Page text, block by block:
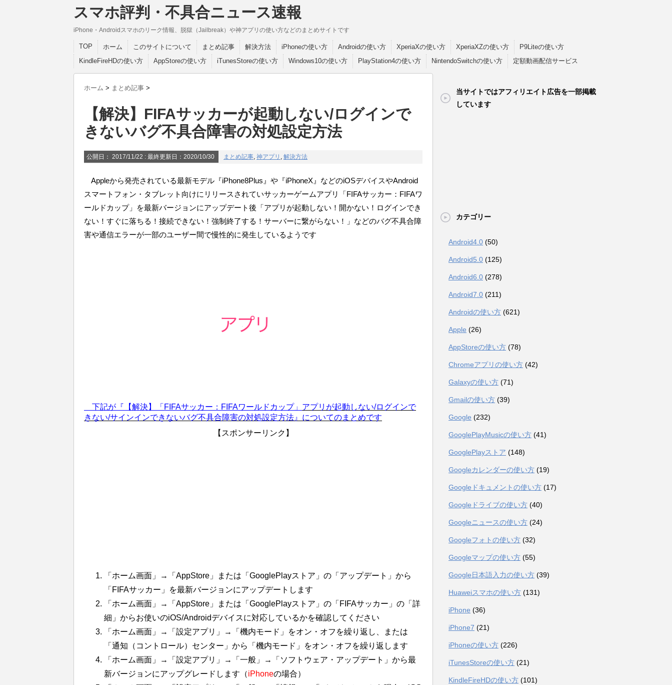
スマホ評判・不具合ニュース速報
iPhone・Androidスマホのリーク情報、脱獄（Jailbreak）や神アプリの使い方などのまとめサイトです
TOP ホーム このサイトについて まとめ記事 解決方法 iPhoneの使い方 Androidの使い方 XperiaXの使い方 XperiaXZの使い方
P9Liteの使い方
KindleFireHDの使い方
AppStoreの使い方 iTunesStoreの使い方 Windows10の使い方 PlayStation4の使い方 NintendoSwitchの使い方 定額動画配信サービス
ホーム > まとめ記事 >
【解決】FIFAサッカーが起動しない/ログインで
きないバグ不具合障害の対処設定方法
公開日： 2017/11/22 : 最終更新日：2020/10/30 まとめ記事, 神アプリ , 解決方法
Appleから発売されている最新モデル『iPhone8Plus』や『iPhoneX』などのiOSデバイスやAndroid
スマートフォン・タブレット向けにリリースされていサッカーゲームアプリ「FIFAサッカー：FIFAワ
ールドカップ」を最新バージョンにアップデート後「アプリが起動しない！開かない！ログインでき
ない！すぐに落ちる！接続できない！強制終了する！サーバーに繋がらない！」などのバグ不具合障
害や通信エラーが一部のユーザー間で慢性的に発生しているようです
下記が『【解決】「FIFAサッカー：FIFAワールドカップ」 アプリ が起動しない/ログインで
きない/サインインできないバグ不具合障害の対処設定方法』についてのまとめです
【スポンサーリンク】
「ホーム画面」→「AppStore」または「GooglePlayストア」の「アップデート」から
「FIFAサッカー」を最新バージョンにアップデートします
「ホーム画面」→「AppStore」または「GooglePlayストア」の「FIFAサッカー」の「詳
細」からお使いのiOS/Androidデバイスに対応しているかを確認してください
「ホーム画面」→「設定アプリ」→「機内モード」をオン・オフを繰り返し、または
「通知（コントロール）センター」から「機内モード」をオン・オフを繰り返します
「ホーム画面」→「設定アプリ」→「一般」→「ソフトウェア・アップデート」から最
新バージョンにアップグレードします（iPhoneの場合）
当サイトではアフィリエイト広告を一部掲載
しています
カテゴリー
Android4.0 (50)
Android5.0 (125)
Android6.0 (278)
Android7.0 (211)
Androidの使い方 (621)
Apple (26)
AppStoreの使い方 (78)
Chromeアプリの使い方 (42)
Galaxyの使い方 (71)
Gmailの使い方 (39)
Google (232)
GooglePlayMusicの使い方 (41)
GooglePlayストア (148)
Googleカレンダーの使い方 (19)
Googleドキュメントの使い方 (17)
Googleドライブの使い方 (40)
Googleニュースの使い方 (24)
Googleフォトの使い方 (32)
Googleマップの使い方 (55)
Google日本語入力の使い方 (39)
Huaweiスマホの使い方 (131)
iPhone (36)
iPhone7 (21)
iPhoneの使い方 (226)
iTunesStoreの使い方 (21)
KindleFireHDの使い方 (101)